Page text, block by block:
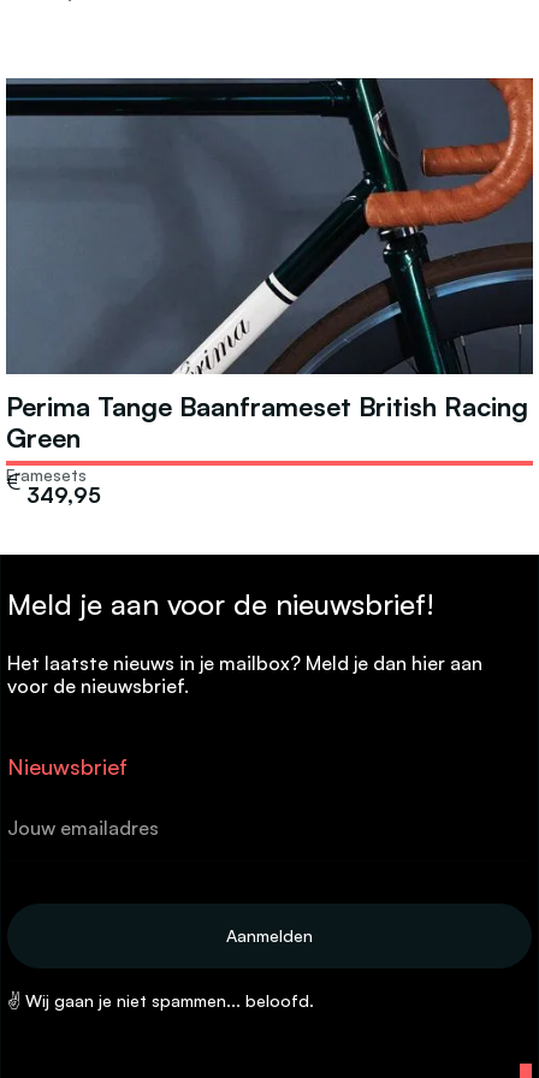
Perima Tange Baanframeset British Racing
Green
Framesets
349,95
€
Meld je aan voor de nieuwsbrief!
Het laatste nieuws in je mailbox? Meld je dan hier aan
voor de nieuwsbrief.
Nieuwsbrief
✌ Wij gaan je niet spammen... beloofd.